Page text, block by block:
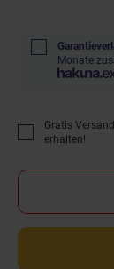
Monate
Promotion
Gratis
erhalten!